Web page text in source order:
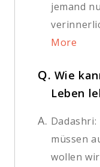
jemand
More
Q. Wie
Leben
A.
müssen
wollen